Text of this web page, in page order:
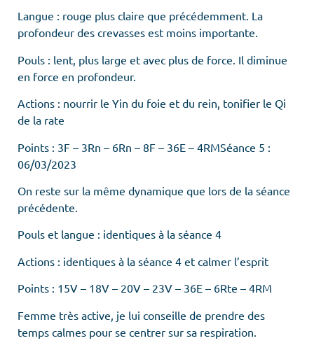
Langue : rouge plus claire que précédemment. La
profondeur des crevasses est moins importante.
Pouls : lent, plus large et avec plus de force. Il diminue
en force en profondeur.
Actions : nourrir le Yin du foie et du rein, tonifier le Qi
de la rate
Points : 3F – 3Rn – 6Rn – 8F – 36E – 4RMSéance 5 :
06/03/2023
On reste sur la même dynamique que lors de la séance
précédente.
Pouls et langue : identiques à la séance 4
Actions : identiques à la séance 4 et calmer l’esprit
Points : 15V – 18V – 20V – 23V – 36E – 6Rte – 4RM
Femme très active, je lui conseille de prendre des
temps calmes pour se centrer sur sa respiration.